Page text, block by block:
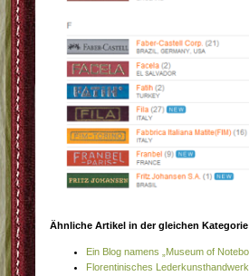
Ähnliche Artikel in der gleichen
Ein Blog namens „Museum of
Florentinisches Lederkunsthandwerk